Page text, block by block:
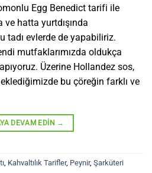
Egg Benedict tarifi ile
hatta yurtdışında
tadı evlerde de yapabiliriz.
mutfaklarımızda oldukça
Üzerine Hollandez sos,
bu çöreğin farklı ve
DEVAM EDIN →
, Kahvaltılık Tarifler, Peynir, Şarküteri